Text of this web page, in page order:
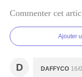
Commenter cet
Ajouter
D DAFFYCO 16/